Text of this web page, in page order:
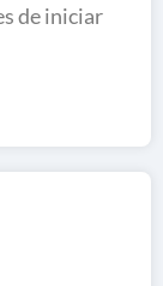
de iniciar